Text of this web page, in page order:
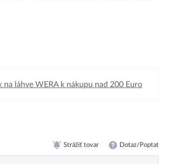
na láhve WERA k nákupu nad 200 Euro
Strážiť tovar Dotaz/Poptat